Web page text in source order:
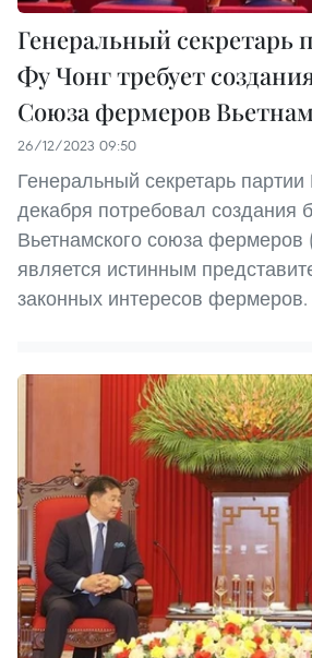
Генеральный секретарь
Фу Чонг требует
Союза фермеров
26/12/2023 09:50
Генеральный секретарь
декабря потребовал создания
Вьетнамского союза фермеров
является истинным
законных интересов фермеров.